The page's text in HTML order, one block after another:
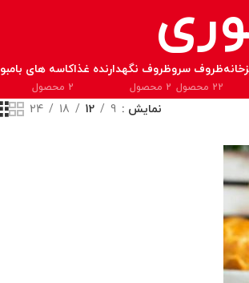
ظروف سرو
22 محصول
ظروف نگهدارنده غذا
2 محصول
کاسه های بامبو
2 محصول
نمایش 9
12
18
24